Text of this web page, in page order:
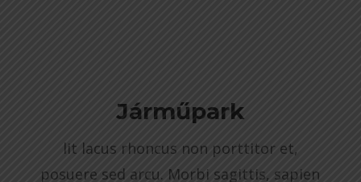
Járműpark
lit lacus rhoncus non porttitor et,
posuere sed arcu. Morbi sagittis, sapien